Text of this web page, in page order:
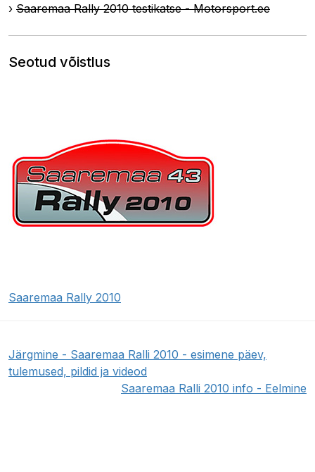
› Saaremaa Rally 2010 testikatse - Motorsport.ee
Seotud võistlus
Saaremaa Rally 2010
Järgmine - Saaremaa Ralli 2010 - esimene päev,
tulemused, pildid ja videod
Saaremaa Ralli 2010 info - Eelmine